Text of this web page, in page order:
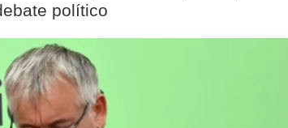
político